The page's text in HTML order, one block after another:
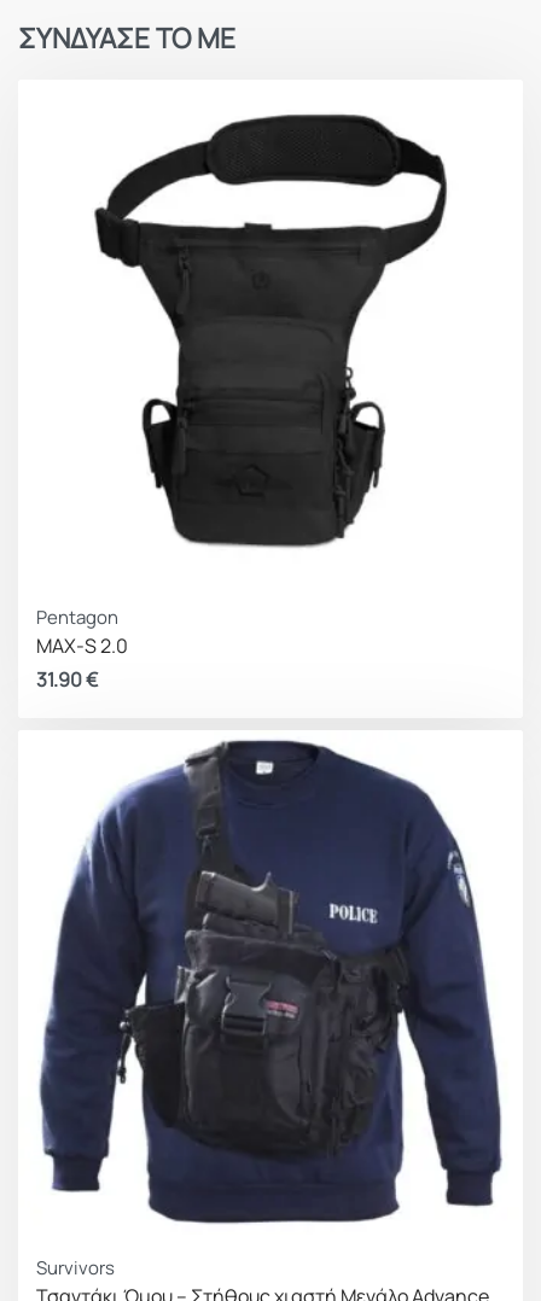
ΣΥΝΔΥΑΣΕ ΤΟ ΜΕ
Pentagon
MAX-S 2.0
31.90€
Survivors